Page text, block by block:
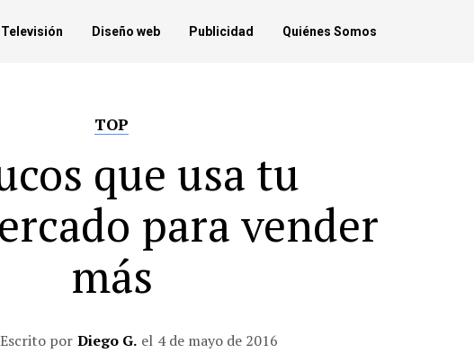
Televisión Diseño web Publicidad Quiénes Somos
TOP
que usa tu
para vender
más
Escrito por Diego G. el 4 de mayo de 2016